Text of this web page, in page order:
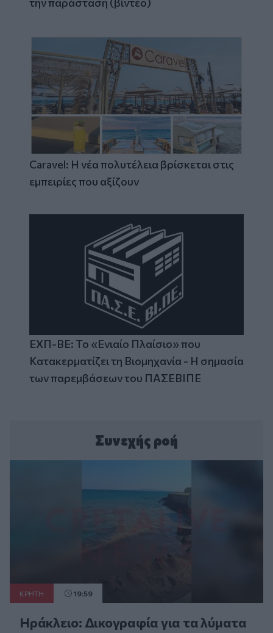
Caravel: Η νέα πολυτέλεια βρίσκεται στις
εμπειρίες που αξίζουν
ΕΧΠ-ΒΕ: Το «Ενιαίο Πλαίσιο» που
Κατακερματίζει τη Βιομηχανία - Η σημασία
των παρεμβάσεων του ΠΑΣΕΒΙΠΕ
Συνεχής ροή
ΚΡΗΤΗ 19:59
Ηράκλειο: Δικογραφία για τα λύματα